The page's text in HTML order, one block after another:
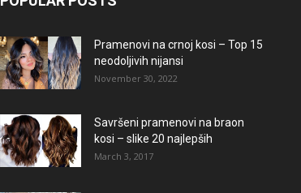
Pramenovi na crnoj kosi – Top 15
neodoljivih nijansi
November 30, 2022
Savršeni pramenovi na braon
kosi – slike 20 najlepših
March 3, 2017